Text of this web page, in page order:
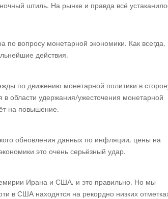
штиль. На рынке и правда всё
по вопросу монетарной экономики. Как всегда,
действия.
по движению монетарной политики в
области удержания/ужесточения монетарной
на повышение.
обновления данных по инфляции, цены на
это очень серьёзный удар.
Ирана и США, и это правильно. Но мы
в США находятся на рекордно низких